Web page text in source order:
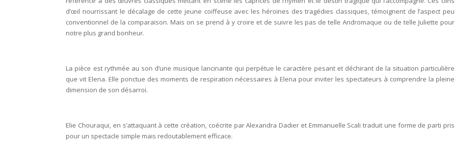
d’œil nourrissant le décalage de cette jeune coiffeuse avec les héroïnes des tragédies classiques, témoignent de l’aspect peu
conventionnel de la comparaison. Mais on se prend à y croire et de suivre les pas de telle Andromaque ou de telle Juliette pour
notre plus grand bonheur.
La pièce est rythmée au son d’une musique lancinante qui perpétue le caractère pesant et déchirant de la situation particulière
que vit Elena. Elle ponctue des moments de respiration nécessaires à Elena pour inviter les spectateurs à comprendre la pleine
dimension de son désarroi.
Elie Chouraqui, en s’attaquant à cette création, coécrite par Alexandra Dadier et Emmanuelle Scali traduit une forme de parti pris
pour un spectacle simple mais redoutablement efficace.